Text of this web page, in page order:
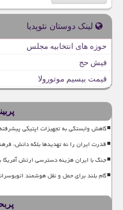
لینک دوستان نئوپدیا
حوزه های انتخابیه مجلس
فیش حج
قیمت بیسیم موتورولا
کاهش وابستگی به تجهیزات اپتیکی
قدرت ایران را نه تهدیدها بلکه دانش،
جنگ با ایران هزینه دسترسی ارتش آمریکا
گام بلند برای حمل و نقل هوشمند اتوبوسرانی